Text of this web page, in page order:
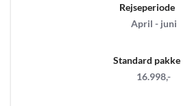
Rejseperiode
April - juni
Standard pakke
16.998,-